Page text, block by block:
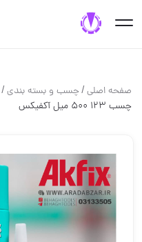
صفحه اصلی/چسب و بسته بندي/
چسب 123 500 میل آکفیکس